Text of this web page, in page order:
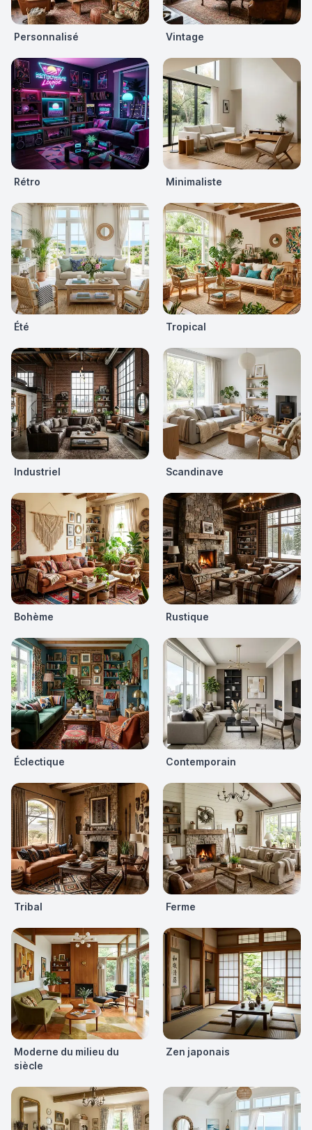
Personnalisé Vintage
Rétro Minimaliste
Été Tropical
Industriel Scandinave
Bohème Rustique
Éclectique Contemporain
Tribal Ferme
Moderne du milieu du
siècle
Zen japonais